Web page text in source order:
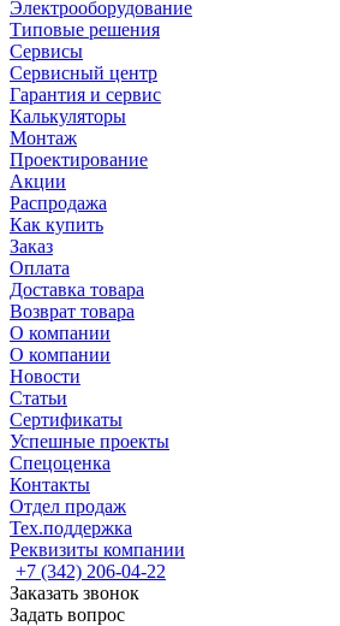
Электрооборудование
Типовые решения
Сервисы
Сервисный центр
Гарантия и сервис
Калькуляторы
Монтаж
Проектирование
Акции
Распродажа
Как купить
Заказ
Оплата
Доставка товара
Возврат товара
О компании
О компании
Новости
Статьи
Сертификаты
Успешные проекты
Спецоценка
Контакты
Отдел продаж
Тех.поддержка
Реквизиты компании
+7 (342) 206-04-22
Заказать звонок
Задать вопрос